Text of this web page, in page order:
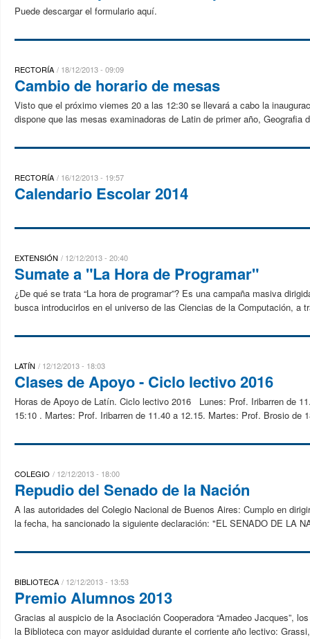
Puede descargar el formulario aquí.
RECTORÍA 18/12/2013 - 09:09
Cambio de horario de mesas
Visto que el próximo viemes 20 a las 12:30 se llevará a cabo la
dispone que las mesas examinadoras de Latin de primer año, Geografia
RECTORÍA 16/12/2013 - 19:57
Calendario Escolar 2014
EXTENSIÓN 12/12/2013 - 20:40
Sumate a "La Hora de Programar"
¿De qué se trata “La hora de programar”? Es una campaña masiva
busca introducirlos en el universo de las Ciencias de la Computación, a
LATÍN 12/12/2013 - 18:03
Clases de Apoyo - Ciclo lectivo 2016
Horas de Apoyo de Latín. Ciclo lectivo 2016 Lunes: Prof. Iribarren de
15:10 . Martes: Prof. Iribarren de 11.40 a 12.15. Martes: Prof. Brosio de
COLEGIO 12/12/2013 - 18:00
Repudio del Senado de la Nación
A las autoridades del Colegio Nacional de Buenos Aires: Cumplo en
la fecha, ha sancionado la siguiente declaración: "EL SENADO DE LA
BIBLIOTECA 12/12/2013 - 13:53
Premio Alumnos 2013
Gracias al auspicio de la Asociación Cooperadora “Amadeo Jacques”,
la Biblioteca con mayor asiduidad durante el corriente año lectivo: